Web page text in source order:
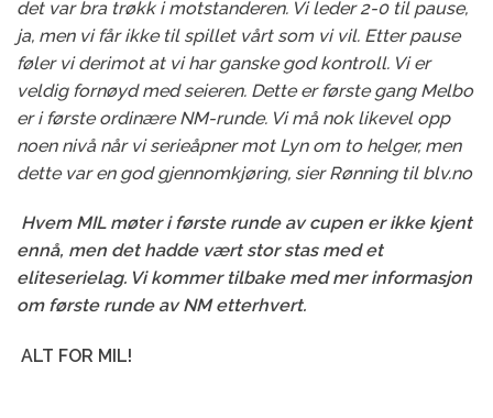
det var bra trøkk i motstanderen. Vi leder 2-0 til pause,
ja, men vi får ikke til spillet vårt som vi vil. Etter pause
føler vi derimot at vi har ganske god kontroll. Vi er
veldig fornøyd med seieren. Dette er første gang Melbo
er i første ordinære NM-runde. Vi må nok likevel opp
noen nivå når vi serieåpner mot Lyn om to helger, men
dette var en god gjennomkjøring, sier Rønning til blv.no
Hvem MIL møter i første runde av cupen er ikke kjent
ennå, men det hadde vært stor stas med et
eliteserielag. Vi kommer tilbake med mer informasjon
om første runde av NM etterhvert.
ALT FOR MIL!